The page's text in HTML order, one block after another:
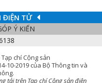
ĐIỆN TỬ
Ý KIẾN
chí Cộng sản
10-2019 của Bộ Thông tin và
tải trên Tạp chí Cộng sản điện